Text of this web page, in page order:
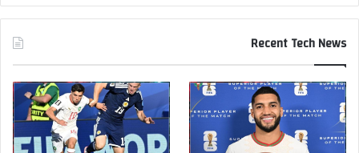
Recent Tech News